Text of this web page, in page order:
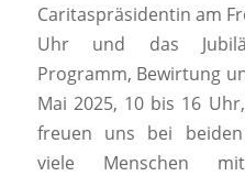
Caritaspräsidentin am
Uhr und das
Programm, Bewirtung
Mai 2025, 10 bis 16
freuen uns bei
viele Menschen